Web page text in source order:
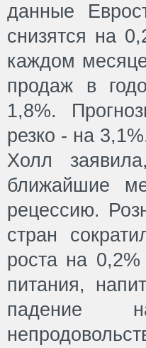
данные
снизятся на
каждом
продаж в
1,8%.
резко - на
Холл
ближайшие
рецессию.
стран
роста на
питания,
падение